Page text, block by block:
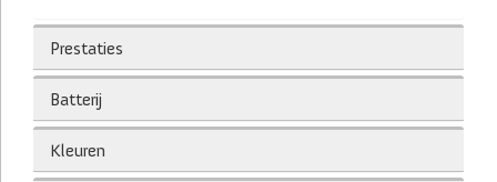
Prestaties
Batterij
Kleuren